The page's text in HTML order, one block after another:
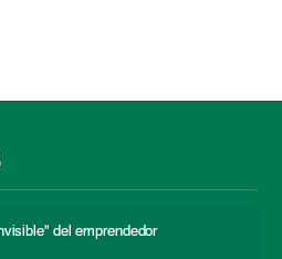
del emprendedor